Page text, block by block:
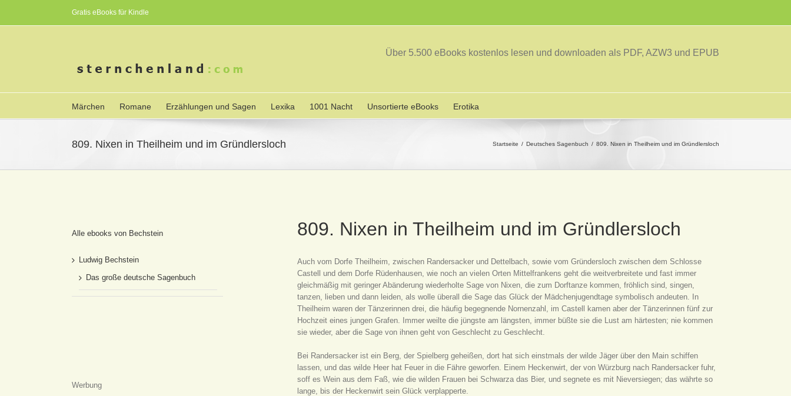
Gratis eBooks für Kindle
Über 5.500 eBooks kostenlos lesen und downloaden als PDF, AZW3 und EPUB
Märchen Romane Erzählungen und Sagen Lexika 1001 Nacht Unsortierte eBooks Erotika
809. Nixen in Theilheim und im Gründlersloch Startseite Deutsches Sagenbuch 809. Nixen in Theilheim und im Gründlersloch
809. Nixen in Theilheim und im Gründlersloch
Auch vom Dorfe Theilheim, zwischen Randersacker und Dettelbach, sowie vom Gründersloch zwischen dem Schlosse
Castell und dem Dorfe Rüdenhausen, wie noch an vielen Orten Mittelfrankens geht die weitverbreitete und fast immer
gleichmäßig mit geringer Abänderung wiederholte Sage von Nixen, die zum Dorftanze kommen, fröhlich sind, singen,
tanzen, lieben und dann leiden, als wolle überall die Sage das Glück der Mädchenjugendtage symbolisch andeuten. In
Theilheim waren der Tänzerinnen drei, die häufig begegnende Nornenzahl, im Castell kamen aber der Tänzerinnen fünf zur
Hochzeit eines jungen Grafen. Immer weilte die jüngste am längsten, immer büßte sie die Lust am härtesten; nie kommen
sie wieder, aber die Sage von ihnen geht von Geschlecht zu Geschlecht.
Bei Randersacker ist ein Berg, der Spielberg geheißen, dort hat sich einstmals der wilde Jäger über den Main schiffen
lassen, und das wilde Heer hat Feuer in die Fähre geworfen. Einem Heckenwirt, der von Würzburg nach Randersacker fuhr,
soff es Wein aus dem Faß, wie die wilden Frauen bei Schwarza das Bier, und segnete es mit Nieversiegen; das währte so
lange, bis der Heckenwirt sein Glück verplapperte.
Alle ebooks von Bechstein
Ludwig Bechstein
Das große deutsche Sagenbuch
Werbung